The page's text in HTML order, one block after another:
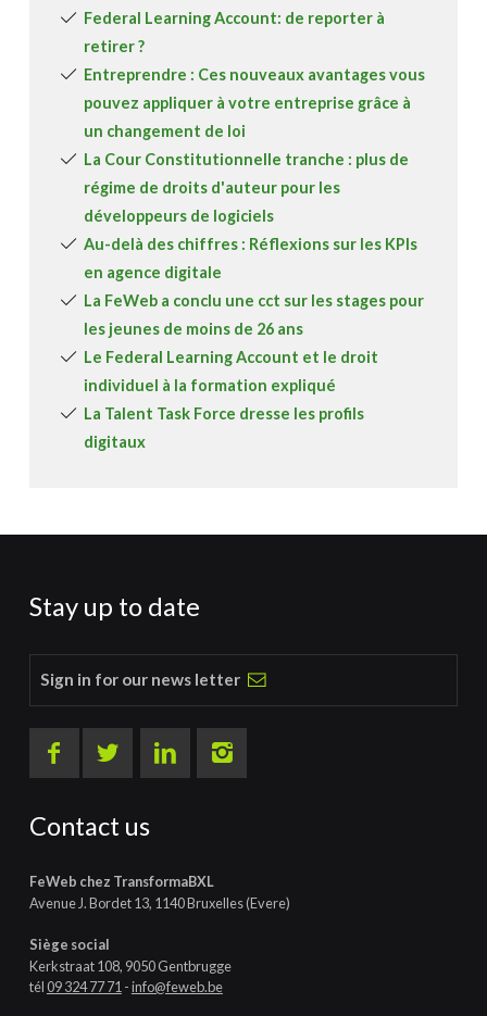
Federal Learning Account: de reporter à
retirer ?
Entreprendre : Ces nouveaux avantages vous
pouvez appliquer à votre entreprise grâce à
un changement de loi
La Cour Constitutionnelle tranche : plus de
régime de droits d'auteur pour les
développeurs de logiciels
Au-delà des chiffres : Réflexions sur les KPIs
en agence digitale
La FeWeb a conclu une cct sur les stages pour
les jeunes de moins de 26 ans
Le Federal Learning Account et le droit
individuel à la formation expliqué
La Talent Task Force dresse les profils
digitaux
Stay up to date
Sign in for our news letter
Contact us
FeWeb chez TransformaBXL
Avenue J. Bordet 13, 1140 Bruxelles (Evere)
Siège social
Kerkstraat 108, 9050 Gentbrugge
tél09 324 77 71 -info@feweb.be